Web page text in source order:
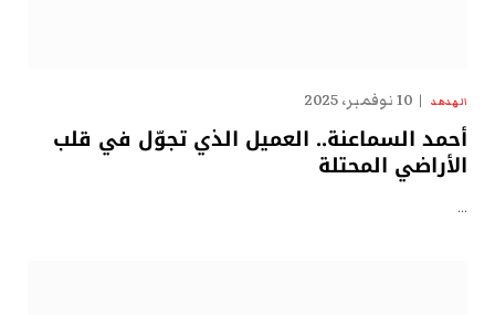
الهدهد 10 نوفمبر، 2025
أحمد السماعنة.. العميل الذي تجوّل في قلب
الأراضي المحتلة
…